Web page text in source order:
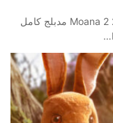
مشاهدة وتحميل فيلم موانا الجزء الثاني – Moana 2 2024 مدبلج كامل